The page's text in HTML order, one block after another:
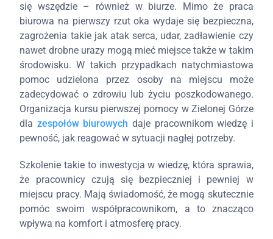
się wszędzie – również w biurze. Mimo że praca
biurowa na pierwszy rzut oka wydaje się bezpieczna,
zagrożenia takie jak atak serca, udar, zadławienie czy
nawet drobne urazy mogą mieć miejsce także w takim
środowisku. W takich przypadkach natychmiastowa
pomoc udzielona przez osoby na miejscu może
zadecydować o zdrowiu lub życiu poszkodowanego.
Organizacja kursu pierwszej pomocy w Zielonej Górze
dla zespołów biurowych daje pracownikom wiedzę i
pewność, jak reagować w sytuacji nagłej potrzeby.
Szkolenie takie to inwestycja w wiedzę, która sprawia,
że pracownicy czują się bezpieczniej i pewniej w
miejscu pracy. Mają świadomość, że mogą skutecznie
pomóc swoim współpracownikom, a to znacząco
wpływa na komfort i atmosferę pracy.